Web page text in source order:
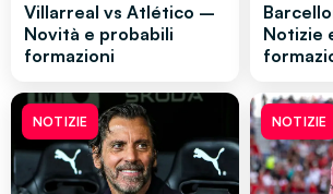
Villarreal vs Atlético –
Novità e probabili
formazioni
Notizie
NOTIZIE NOTIZIE